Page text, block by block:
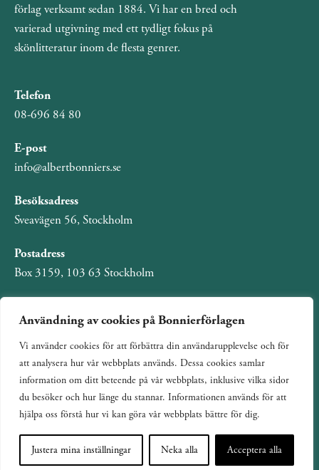
Användning av cookies på Bonnierförlagen
Vi använder cookies för att förbättra din användarupplevelse och för
att analysera hur vår webbplats används. Dessa cookies samlar
information om ditt beteende på vår webbplats, inklusive vilka sidor
du besöker och hur länge du stannar. Informationen används för att
hjälpa oss förstå hur vi kan göra vår webbplats bättre för dig.
Justera mina inställningar Neka alla Acceptera alla
förlag verksamt sedan 1884. Vi har en bred och
varierad utgivning med ett tydligt fokus på
skönlitteratur inom de flesta genrer.
Telefon
08-696 84 80
E-post
info@albertbonniers.se
Besöksadress
Sveavägen 56, Stockholm
Postadress
Box 3159, 103 63 Stockholm
Om Bonnierförlagen
Cookies
Integritetspolicy